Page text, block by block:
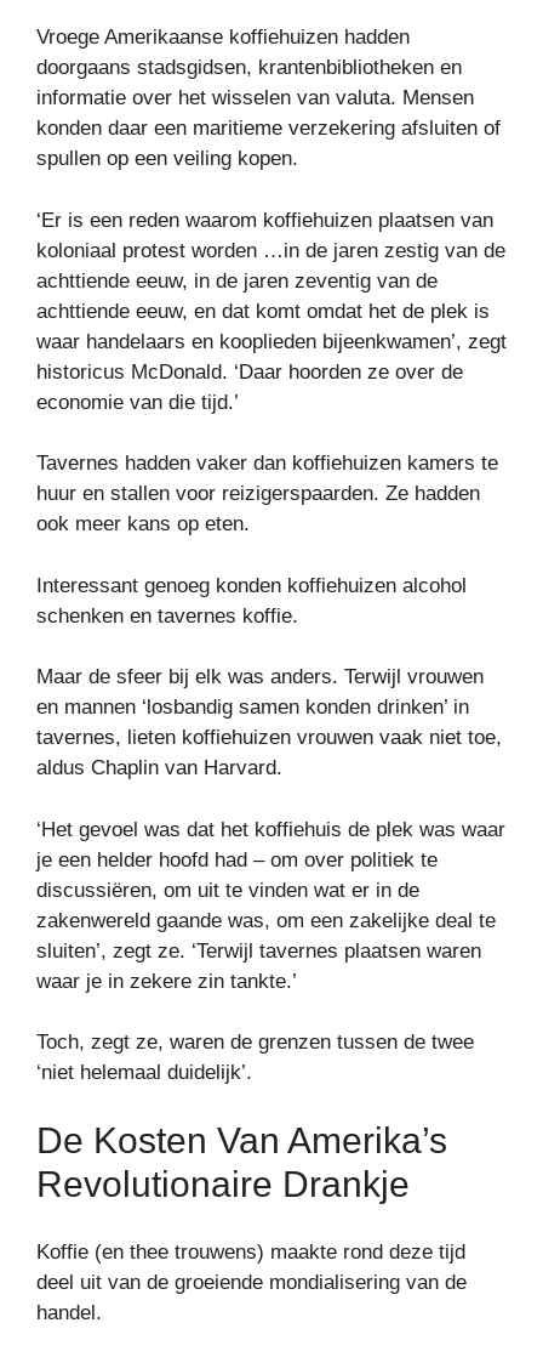
Vroege Amerikaanse koffiehuizen hadden
doorgaans stadsgidsen, krantenbibliotheken en
informatie over het wisselen van valuta. Mensen
konden daar een maritieme verzekering afsluiten of
spullen op een veiling kopen.
‘Er is een reden waarom koffiehuizen plaatsen van
koloniaal protest worden …in de jaren zestig van de
achttiende eeuw, in de jaren zeventig van de
achttiende eeuw, en dat komt omdat het de plek is
waar handelaars en kooplieden bijeenkwamen’, zegt
historicus McDonald. ‘Daar hoorden ze over de
economie van die tijd.’
Tavernes hadden vaker dan koffiehuizen kamers te
huur en stallen voor reizigerspaarden. Ze hadden
ook meer kans op eten.
Interessant genoeg konden koffiehuizen alcohol
schenken en tavernes koffie.
Maar de sfeer bij elk was anders. Terwijl vrouwen
en mannen ‘losbandig samen konden drinken’ in
tavernes, lieten koffiehuizen vrouwen vaak niet toe,
aldus Chaplin van Harvard.
‘Het gevoel was dat het koffiehuis de plek was waar
je een helder hoofd had – om over politiek te
discussiëren, om uit te vinden wat er in de
zakenwereld gaande was, om een ​​zakelijke deal te
sluiten’, zegt ze. ‘Terwijl tavernes plaatsen waren
waar je in zekere zin tankte.’
Toch, zegt ze, waren de grenzen tussen de twee
‘niet helemaal duidelijk’.
De Kosten Van Amerika’s
Revolutionaire Drankje
Koffie (en thee trouwens) maakte rond deze tijd
deel uit van de groeiende mondialisering van de
handel.